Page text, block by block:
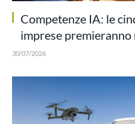
Competenze IA: le
imprese
30/07/2026